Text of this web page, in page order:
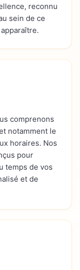
reconnu
sein de ce
comprenons
notamment le
horaires. Nos
pour
temps de vos
et de